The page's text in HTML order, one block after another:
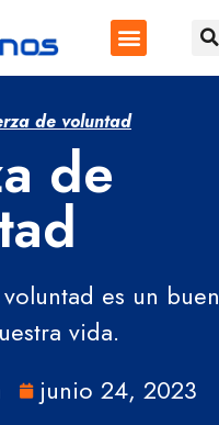
de voluntad
de
es un buen
vida.
junio 24, 2023